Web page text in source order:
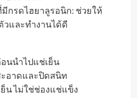
รดไฮยาลูรอนิก: ช่วยให้
วและทำงานได้ดี
นนำไปแช่เย็น
อาดและปิดสนิท
ย็น ไม่ใช่ช่องแช่แข็ง